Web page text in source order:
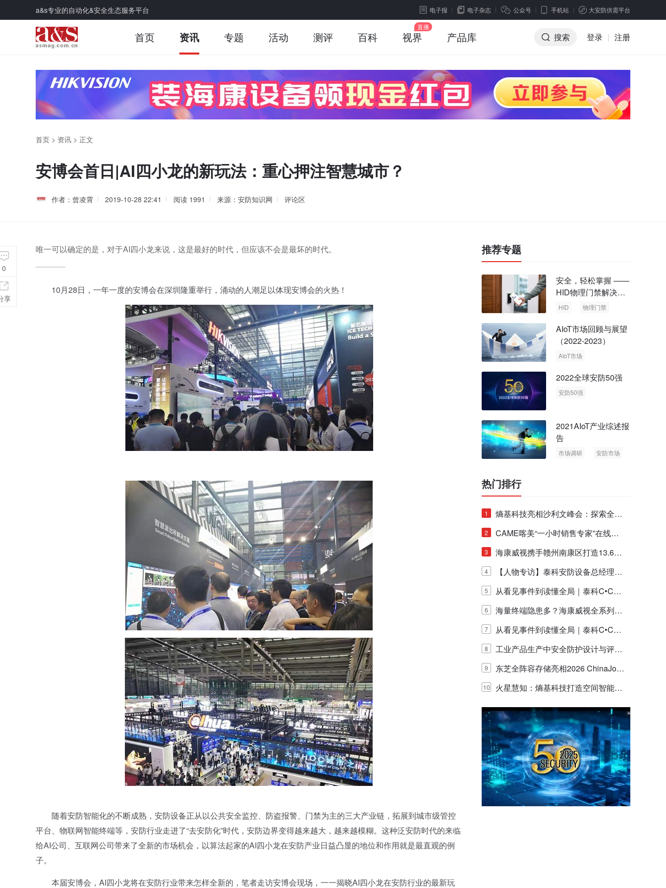
a&s专业的自动化&安全生态服务平台 电子报 电子杂志 公众号 手机站 大安防供需平台
首页 资讯 专题 活动 测评 百科 视界 产品库 搜索 登录 | 注册
首页 > 资讯 > 正文
安博会首日|AI四小龙的新玩法：重心押注智慧城市？
作者：曾凌霄 2019-10-28 22:41 阅读 1991 来源：安防知识网 评论区
唯一可以确定的是，对于AI四小龙来说，这是最好的时代，但应该不会是最坏的时代。
10月28日，一年一度的安博会在深圳隆重举行，涌动的人潮足以体现安博会的火热！
随着安防智能化的不断成熟，安防设备正从以公共安全监控、防盗报警、门禁为主的三大产业链，拓展到城市级管控
平台、物联网智能终端等，安防行业走进了“去安防化”时代，安防边界变得越来越大，越来越模糊。这种泛安防时代的来临
给AI公司、互联网公司带来了全新的市场机会，以算法起家的AI四小龙在安防产业日益凸显的地位和作用就是最直观的例
子。
本届安博会，AI四小龙将在安防行业带来怎样全新的，笔者走访安博会现场，一一揭晓AI四小龙在安防行业的最新玩
0
享
推荐专题
安全，轻松掌握 ——
HID物理门禁解决方
案，启动智慧安全新
HID 物理门禁
AIoT市场回顾与展望
（2022-2023）
AIoT市场
2022全球安防50强
安防50强
2021AIoT产业综述报
告
市场调研
安防市场
热门排行
1
熵基科技亮相沙利文峰会：探索全栈
脑机技术商业化生态新路径
2
CAME喀美“一小时销售专家”在线赋
能培训正式启动！
3
海康威视携手赣州南康区打造13.6公
里绿波网
4
【人物专访】泰科安防设备总经理张
宁解码安防出海新范式
5
从看见事件到读懂全局｜泰科C•CUR
E IQ 3.20开启安防运营智能新时代
6
海量终端隐患多？海康威视全系列物
联安全产品，四层守护更放心！
7
从看见事件到读懂全局｜泰科C•CUR
E IQ 3.20开启安防运营智能新时代
8
工业产品生产中安全防护设计与评估
的实践与探讨
9
东芝全阵容存储亮相2026 ChinaJo
y，以海量数据底座赋能“与AI同游”新
体验
10
火星慧知：熵基科技打造空间智能时
代的认知中枢